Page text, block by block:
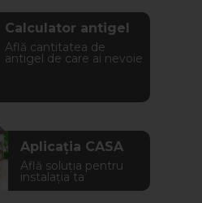
Calculator antigel
Află cantitatea de
antigel de care ai nevoie
Aplicația CASA
Află soluția pentru
instalația ta